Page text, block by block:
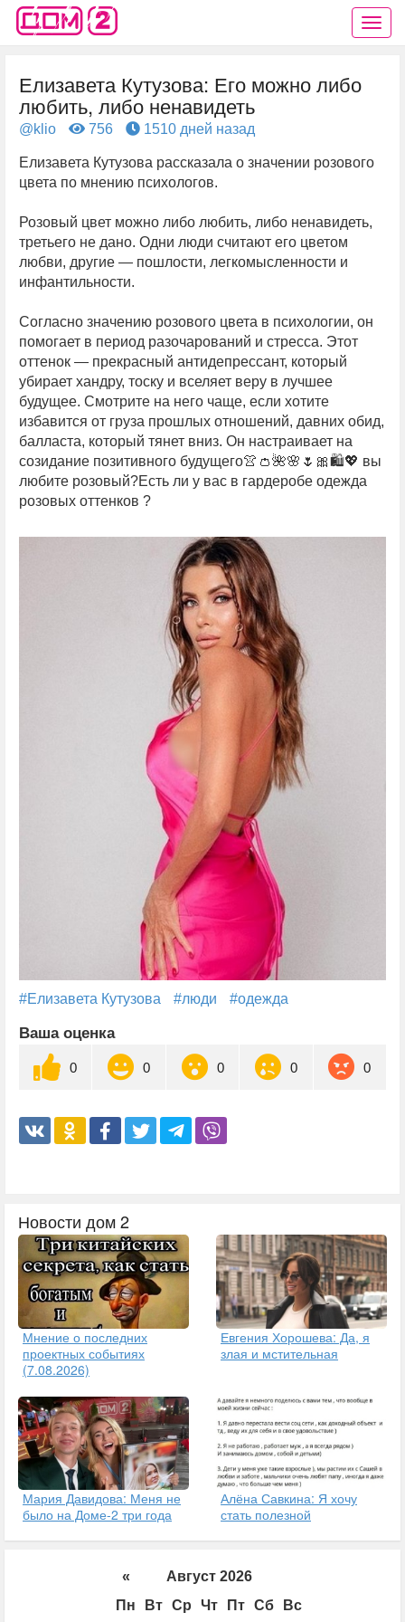
Елизавета Кутузова: Его можно либо
любить, либо ненавидеть
@klio 756 1510 дней назад
Елизавета Кутузова рассказала о значении розового
цвета по мнению психологов.
Розовый цвет можно либо любить, либо ненавидеть,
третьего не дано. Одни люди считают его цветом
любви, другие — пошлости, легкомысленности и
инфантильности.
Согласно значению розового цвета в психологии, он
помогает в период разочарований и стресса. Этот
оттенок — прекрасный антидепрессант, который
убирает хандру, тоску и вселяет веру в лучшее
будущее. Смотрите на него чаще, если хотите
избавится от груза прошлых отношений, давних обид,
балласта, который тянет вниз. Он настраивает на
созидание позитивного будущего👚👛🌺🌸🌷🎀🛍💖 вы
любите розовый?Есть ли у вас в гардеробе одежда
розовых оттенков ?
#Елизавета Кутузова #люди #одежда
Ваша оценка
0 0 0 0 0
Новости дом 2
Мнение о последних
проектных событиях
(7.08.2026)
Евгения Хорошева: Да, я
злая и мстительная
Мария Давидова: Меня не
было на Доме-2 три года
Алёна Савкина: Я хочу
стать полезной
«
Август 2026
Пн
Вт Ср Чт Пт Сб Вс